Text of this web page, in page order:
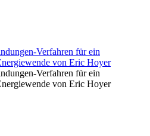
Verfahren für ein
von Eric Hoyer
Verfahren für ein
von Eric Hoyer